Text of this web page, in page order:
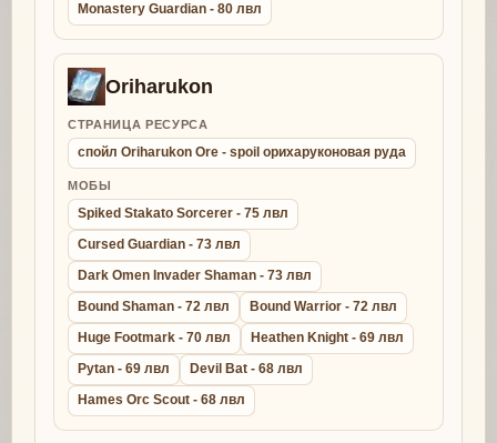
Monastery Guardian - 80 лвл
Oriharukon
СТРАНИЦА РЕСУРСА
спойл Oriharukon Ore - spoil орихаруконовая руда
МОБЫ
Spiked Stakato Sorcerer - 75 лвл
Cursed Guardian - 73 лвл
Dark Omen Invader Shaman - 73 лвл
Bound Shaman - 72 лвл
Bound Warrior - 72 лвл
Huge Footmark - 70 лвл
Heathen Knight - 69 лвл
Pytan - 69 лвл
Devil Bat - 68 лвл
Hames Orc Scout - 68 лвл